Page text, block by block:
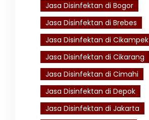
Jasa Disinfektan di Bogor
Jasa Disinfektan di Brebes
Jasa Disinfektan di Cikampek
Jasa Disinfektan di Cikarang
Jasa Disinfektan di Cimahi
Jasa Disinfektan di Depok
Jasa Disinfektan di Jakarta